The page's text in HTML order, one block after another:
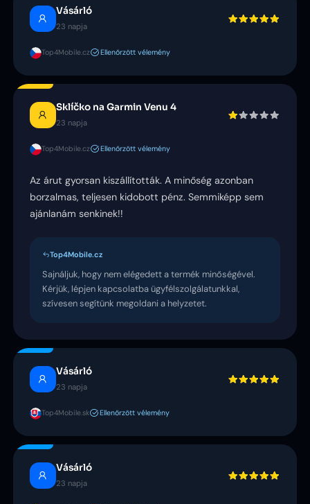
Vásárló
23 napja
Top4Mobile.cz Ellenőrzött vélemény
Sklíčko na Garmin Venu 4
23 napja
Top4Mobile.cz Ellenőrzött vélemény
Az árut gyorsan kiszállították. A minőség azonban
borzalmas, teljesen kidobott pénz. Semmiképp sem
ajánlanám senkinek!!
Top4Mobile.cz
Sajnáljuk, hogy nem elégedett a termék minőségével.
Kérjük, lépjen kapcsolatba ügyfélszolgálatunkkal,
szívesen segítünk megoldani a helyzetet.
Vásárló
23 napja
Top4Mobile.sk Ellenőrzött vélemény
Vásárló
23 napja